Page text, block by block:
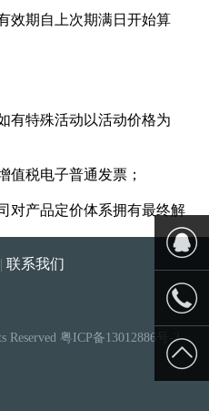
400 186
效期自上次期满日开始算
有特殊活动以活动价格为
值税电子普通发票；
对产品定价体系拥有最终解
| 联系我们
粤ICP备13012886号-2